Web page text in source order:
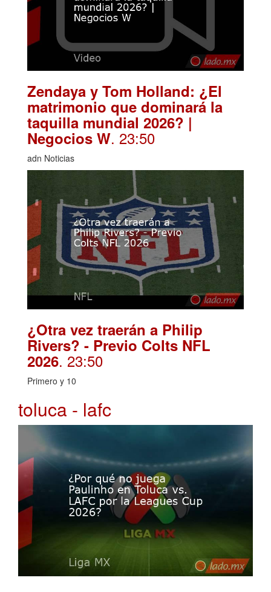
Zendaya y Tom Holland: ¿El
matrimonio que dominará la
taquilla mundial 2026? |
Negocios W. 23:50
adn Noticias
¿Otra vez traerán a Philip
Rivers? - Previo Colts NFL
2026. 23:50
Primero y 10
toluca - lafc